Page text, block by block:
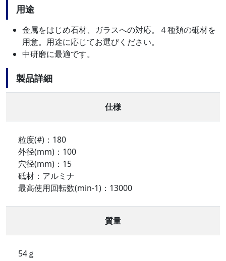
用途
金属をはじめ石材、ガラスへの対応。４種類の砥材を
用意。用途に応じてお選びください。
中研磨に最適です。
製品詳細
仕様
粒度(#)：180
外径(mm)：100
穴径(mm)：15
砥材：アルミナ
最高使用回転数(min-1)：13000
質量
54ｇ